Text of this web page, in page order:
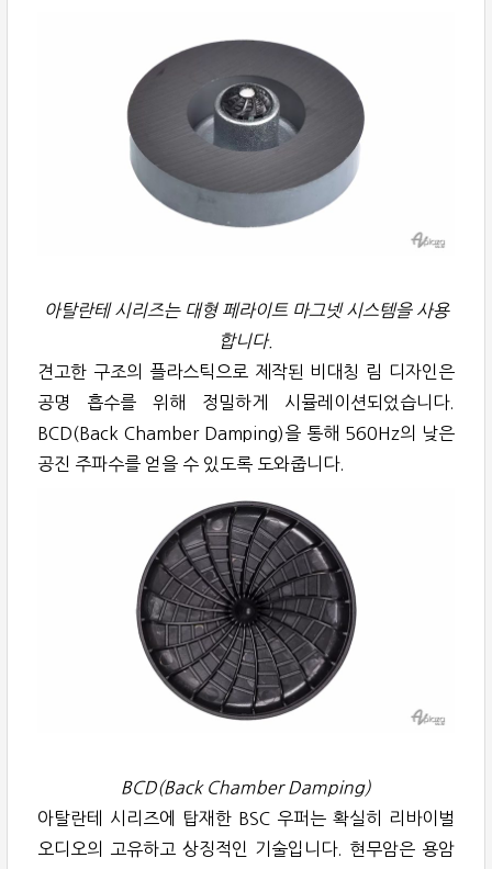
아탈란테 시리즈는 대형 페라이트 마그넷 시스템을 사용
합니다.
견고한 구조의 플라스틱으로 제작된 비대칭 림 디자인은
공명 흡수를 위해 정밀하게 시뮬레이션되었습니다.
BCD(Back Chamber Damping)을 통해 560Hz의 낮은
공진 주파수를 얻을 수 있도록 도와줍니다.
BCD(Back Chamber Damping)
아탈란테 시리즈에 탑재한 BSC 우퍼는 확실히 리바이벌
오디오의 고유하고 상징적인 기술입니다. 현무암은 용암